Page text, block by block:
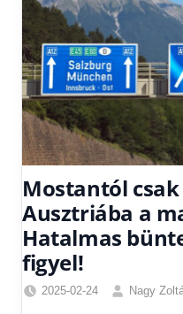
Mostantól
Ausztriába a
Hatalmas
figyel!
2025-02-24
Nagy